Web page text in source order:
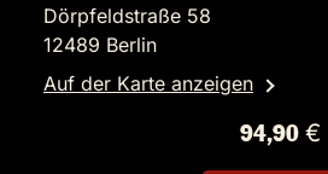
Dörpfeldstraße 58
12489 Berlin
Auf der Karte anzeigen
94,90 €